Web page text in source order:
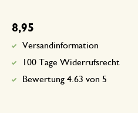
8,95
Versandinformation
100 Tage Widerrufsrecht
Bewertung 4.63 von 5